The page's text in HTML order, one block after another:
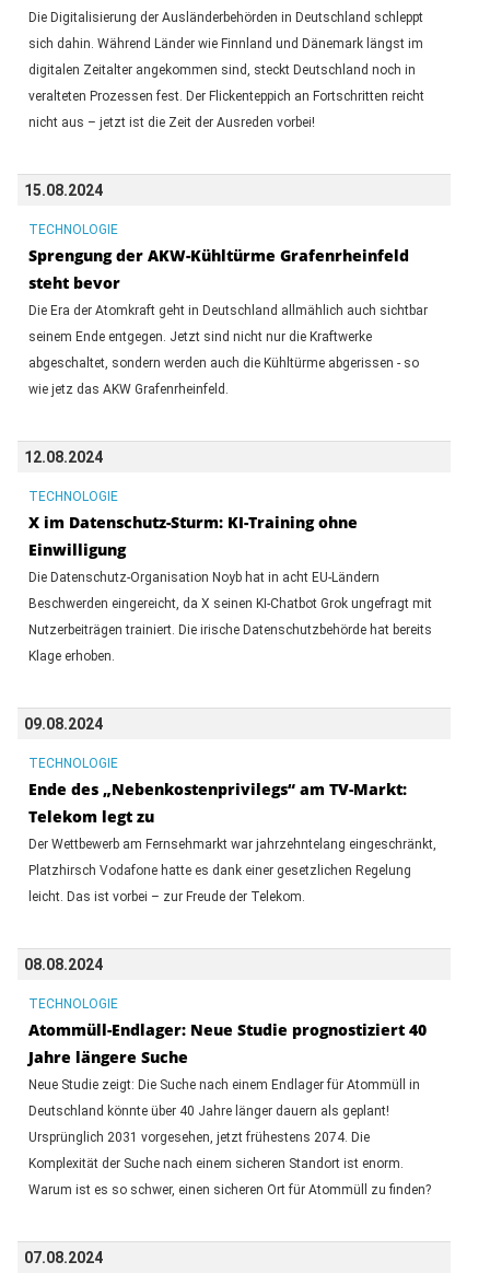
Die Digitalisierung der Ausländerbehörden in Deutschland schleppt
sich dahin. Während Länder wie Finnland und Dänemark längst im
digitalen Zeitalter angekommen sind, steckt Deutschland noch in
veralteten Prozessen fest. Der Flickenteppich an Fortschritten reicht
nicht aus – jetzt ist die Zeit der Ausreden vorbei!
15.08.2024
TECHNOLOGIE
Sprengung der AKW-Kühltürme Grafenrheinfeld
steht bevor
Die Era der Atomkraft geht in Deutschland allmählich auch sichtbar
seinem Ende entgegen. Jetzt sind nicht nur die Kraftwerke
abgeschaltet, sondern werden auch die Kühltürme abgerissen - so
wie jetz das AKW Grafenrheinfeld.
12.08.2024
TECHNOLOGIE
X im Datenschutz-Sturm: KI-Training ohne
Einwilligung
Die Datenschutz-Organisation Noyb hat in acht EU-Ländern
Beschwerden eingereicht, da X seinen KI-Chatbot Grok ungefragt mit
Nutzerbeiträgen trainiert. Die irische Datenschutzbehörde hat bereits
Klage erhoben.
09.08.2024
TECHNOLOGIE
Ende des „Nebenkostenprivilegs“ am TV-Markt:
Telekom legt zu
Der Wettbewerb am Fernsehmarkt war jahrzehntelang eingeschränkt,
Platzhirsch Vodafone hatte es dank einer gesetzlichen Regelung
leicht. Das ist vorbei – zur Freude der Telekom.
08.08.2024
TECHNOLOGIE
Atommüll-Endlager: Neue Studie prognostiziert 40
Jahre längere Suche
Neue Studie zeigt: Die Suche nach einem Endlager für Atommüll in
Deutschland könnte über 40 Jahre länger dauern als geplant!
Ursprünglich 2031 vorgesehen, jetzt frühestens 2074. Die
Komplexität der Suche nach einem sicheren Standort ist enorm.
Warum ist es so schwer, einen sicheren Ort für Atommüll zu finden?
07.08.2024